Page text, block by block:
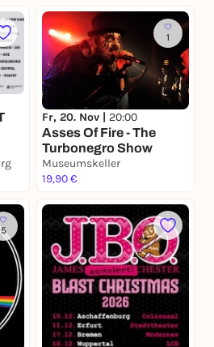
1
Fr, 20. Nov | 20:00
Asses Of Fire - The
Turbonegro Show
Museumskeller
19,90 €
5